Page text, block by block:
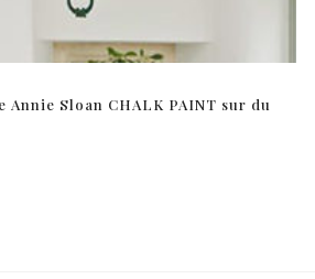
Sloan CHALK PAINT sur du